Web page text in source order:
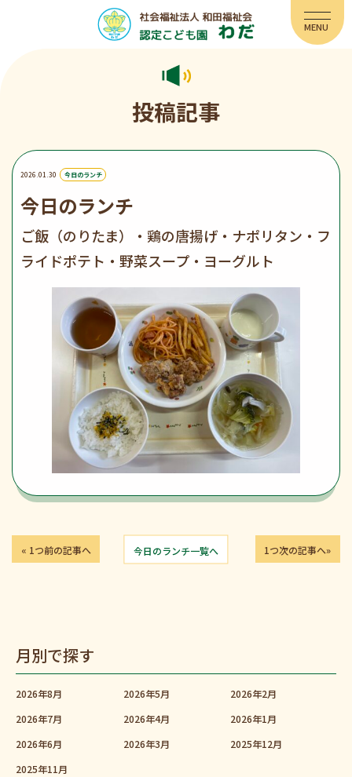
投稿記事
2026.01.30 今日のランチ
今日のランチ
ご飯（のりたま）・鶏の唐揚げ・ナポリタン・フ
ライドポテト・野菜スープ・ヨーグルト
« 1つ前の記事へ 今日のランチ一覧へ 1つ次の記事へ»
月別で探す
2026年8月
2026年7月
2026年6月
2026年5月
2026年4月
2026年3月
2026年2月
2026年1月
2025年12月
2025年11月